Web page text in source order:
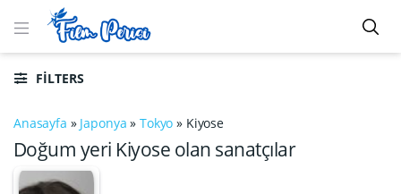
FILTERS
Anasayfa » Japonya »Tokyo » Kiyose
Doğum yeri Kiyose olan sanatçılar